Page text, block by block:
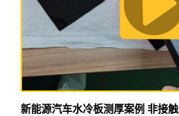
新能源汽车水冷板测厚案例 非接